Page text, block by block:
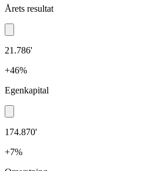
Årets resultat
21.786'
+46%
Egenkapital
174.870'
+7%